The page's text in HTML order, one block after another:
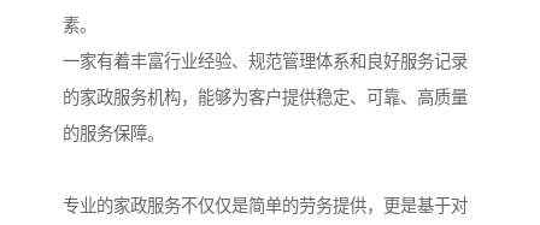
素。
一家有着丰富行业经验、规范管理体系和良好服务记录
的家政服务机构，能够为客户提供稳定、可靠、高质量
的服务保障。
专业的家政服务不仅仅是简单的劳务提供，更是基于对